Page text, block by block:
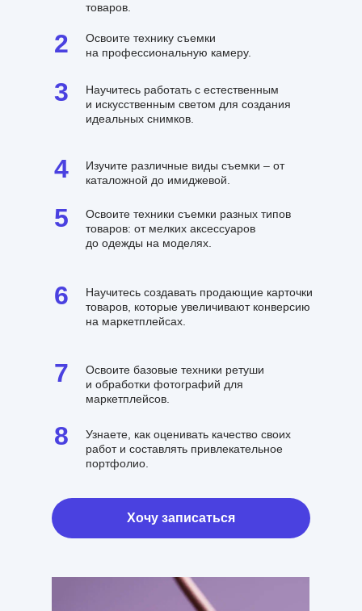
8
7
6
5
4
3
2
товаров.
Освоите технику съемки
на профессиональную камеру.
Научитесь работать с естественным
и искусственным светом для создания
идеальных снимков.
Изучите различные виды съемки – от
каталожной до имиджевой.
Освоите техники съемки разных типов
товаров: от мелких аксессуаров
до одежды на моделях.
Освоите базовые техники ретуши
и обработки фотографий для
маркетплейсов.
Узнаете, как оценивать качество своих
работ и составлять привлекательное
портфолио.
Научитесь создавать продающие карточки
товаров, которые увеличивают конверсию
на маркетплейсах.
Хочу записаться